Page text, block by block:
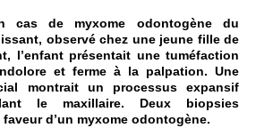
cas de myxome odontogène du
observé chez une jeune fille de
l’enfant présentait une tuméfaction
et ferme à la palpation. Une
montrait un processus expansif
le maxillaire. Deux biopsies
d’un myxome odontogène.